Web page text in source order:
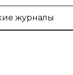
журналы